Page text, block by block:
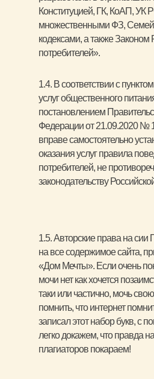
1.4. В соответствии с
услуг общественного
постановлением
Федерации от 21.09.2020 №
вправе самостоятельно
оказания услуг правила
потребителей, не
законодательству
Конституцией, ГК, КоАП, УК
множественными ФЗ,
кодексами, а также
потребителей».
1.5. Авторские права на сии
на все содержимое сайта,
«Дом Мечты». Если очень
мочи нет как хочется
таки или частично, мочь
помнить, что интернет
записал этот набор букв, с
легко докажем, что правда
плагиаторов покараем!